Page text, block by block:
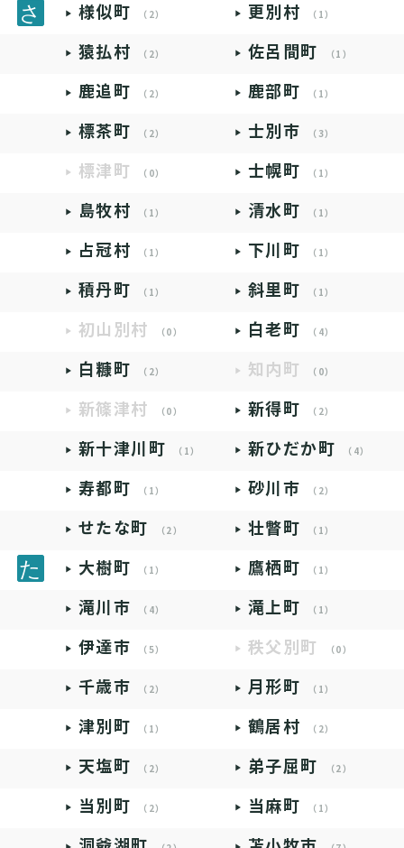
様似町 （2） 更別村 （1）
猿払村 （2） 佐呂間町 （1）
鹿追町 （2） 鹿部町 （1）
標茶町 （2） 士別市 （3）
標津町 （0） 士幌町 （1）
島牧村 （1） 清水町 （1）
占冠村 （1） 下川町 （1）
積丹町 （1） 斜里町 （1）
初山別村 （0） 白老町 （4）
白糠町 （2） 知内町 （0）
新篠津村 （0） 新得町 （2）
新十津川町 （1） 新ひだか町 （4）
寿都町 （1） 砂川市 （2）
せたな町 （2） 壮瞥町 （1）
大樹町 （1） 鷹栖町 （1）
滝川市 （4） 滝上町 （1）
伊達市 （5） 秩父別町 （0）
千歳市 （2） 月形町 （1）
津別町 （1） 鶴居村 （2）
天塩町 （2） 弟子屈町 （2）
当別町 （2） 当麻町 （1）